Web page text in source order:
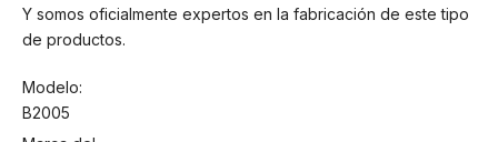
Y somos oficialmente expertos en la fabricación de este tipo
de productos.
Modelo:
B2005